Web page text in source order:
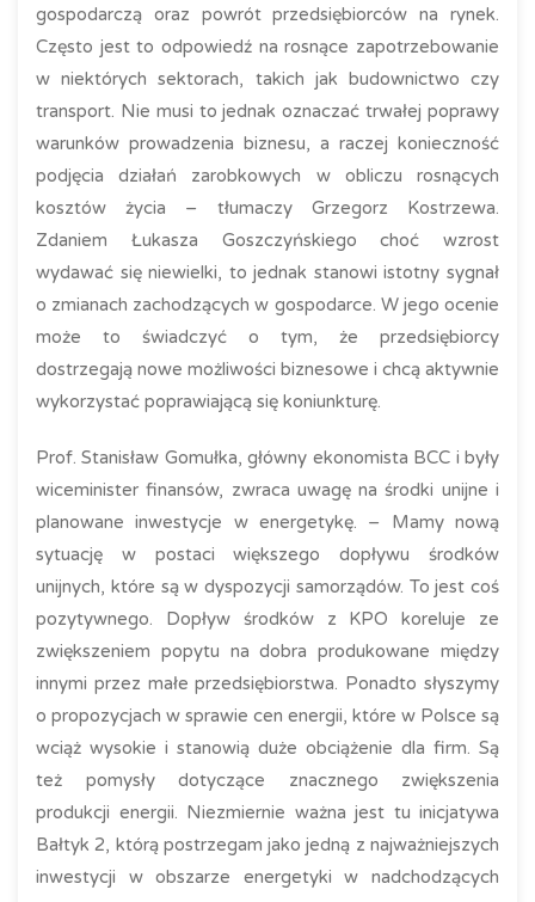
gospodarczą oraz powrót przedsiębiorców na rynek.
Często jest to odpowiedź na rosnące zapotrzebowanie
w niektórych sektorach, takich jak budownictwo czy
transport. Nie musi to jednak oznaczać trwałej poprawy
warunków prowadzenia biznesu, a raczej konieczność
podjęcia działań zarobkowych w obliczu rosnących
kosztów życia – tłumaczy Grzegorz Kostrzewa.
Zdaniem Łukasza Goszczyńskiego choć wzrost
wydawać się niewielki, to jednak stanowi istotny sygnał
o zmianach zachodzących w gospodarce. W jego ocenie
może to świadczyć o tym, że przedsiębiorcy
dostrzegają nowe możliwości biznesowe i chcą aktywnie
wykorzystać poprawiającą się koniunkturę.
Prof. Stanisław Gomułka, główny ekonomista BCC i były
wiceminister finansów, zwraca uwagę na środki unijne i
planowane inwestycje w energetykę. – Mamy nową
sytuację w postaci większego dopływu środków
unijnych, które są w dyspozycji samorządów. To jest coś
pozytywnego. Dopływ środków z KPO koreluje ze
zwiększeniem popytu na dobra produkowane między
innymi przez małe przedsiębiorstwa. Ponadto słyszymy
o propozycjach w sprawie cen energii, które w Polsce są
wciąż wysokie i stanowią duże obciążenie dla firm. Są
też pomysły dotyczące znacznego zwiększenia
produkcji energii. Niezmiernie ważna jest tu inicjatywa
Bałtyk 2, którą postrzegam jako jedną z najważniejszych
inwestycji w obszarze energetyki w nadchodzących